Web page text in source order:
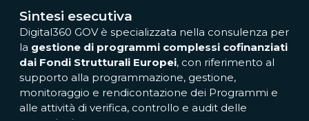
Sintesi esecutiva
Digital360 GOV è specializzata nella consulenza per
la gestione di programmi complessi cofinanziati
dai Fondi Strutturali Europei, con riferimento al
supporto alla programmazione, gestione,
monitoraggio e rendicontazione dei Programmi e
alle attività di verifica, controllo e audit delle